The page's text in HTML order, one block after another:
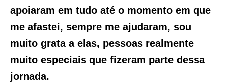
apoiaram em tudo até o momento em que
me afastei, sempre me ajudaram, sou
muito grata a elas, pessoas realmente
muito especiais que fizeram parte dessa
jornada.